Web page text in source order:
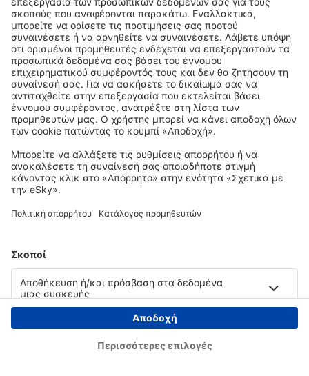
Copyright © eSky.gr. Με την επιφύλαξη παντός νομίμου δικαιώματος.